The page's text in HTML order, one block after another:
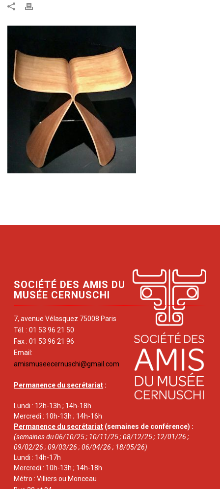
SOCIÉTÉ DES AMIS DU
MUSÉE CERNUSCHI
7, avenue Vélasquez 75008 Paris
Tél. : 01 53 96 21 50
Fax : 01 53 96 21 96
Email:
amismuseecernuschi@gmail.com
Permanence du secrétariat :
Lundi : 12h-13h ; 14h-18h
Mercredi : 10h-13h ; 14h-16h
Permanence du secrétariat (semaines de conférence) :
(semaines du 06/10/25 ; 10/11/25 ; 08/12/25 ; 12/01/26 ;
09/02/26 ; 09/03/26 ; 06/04/26 ; 18/05/26)
Lundi : 14h-17h
Mercredi : 10h-13h ; 14h-18h
Métro : Villiers ou Monceau